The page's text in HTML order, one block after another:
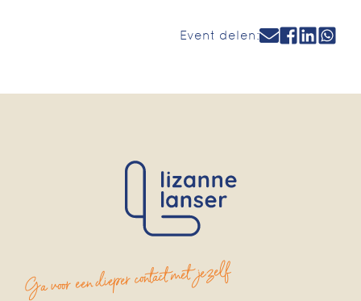
Event delen:
Ga voor een dieper contact met jezelf